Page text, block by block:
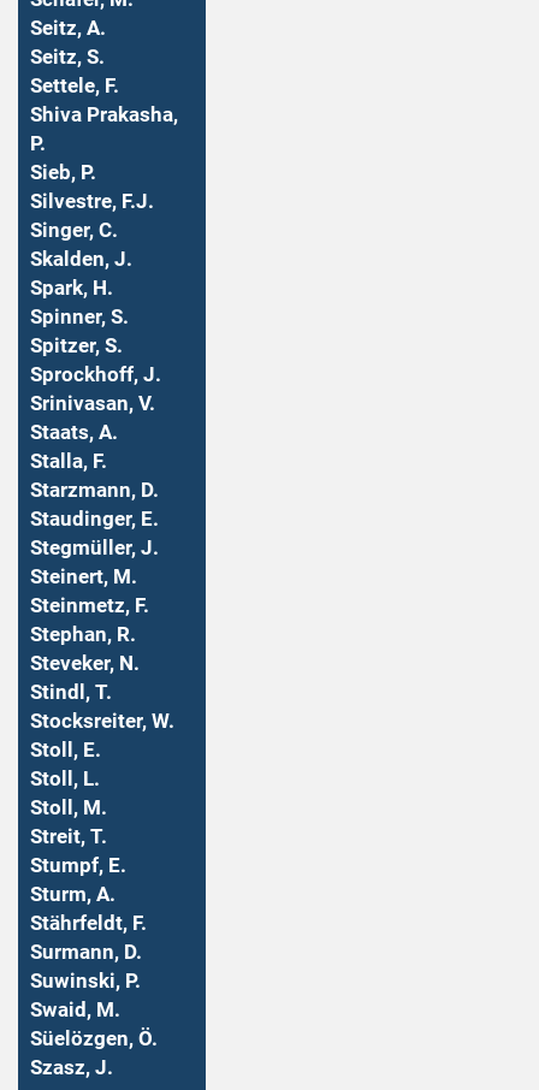
Seitz, A.
Seitz, S.
Settele, F.
Shiva Prakasha,
P.
Sieb, P.
Silvestre, F.J.
Singer, C.
Skalden, J.
Spark, H.
Spinner, S.
Spitzer, S.
Sprockhoff, J.
Srinivasan, V.
Staats, A.
Stalla, F.
Starzmann, D.
Staudinger, E.
Stegmüller, J.
Steinert, M.
Steinmetz, F.
Stephan, R.
Steveker, N.
Stindl, T.
Stocksreiter, W.
Stoll, E.
Stoll, L.
Stoll, M.
Streit, T.
Stumpf, E.
Sturm, A.
Stährfeldt, F.
Surmann, D.
Suwinski, P.
Swaid, M.
Süelözgen, Ö.
Szasz, J.